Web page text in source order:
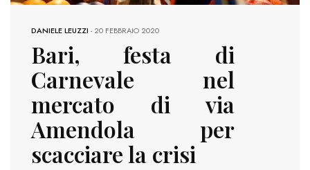
DANIELE LEUZZI -20 FEBBRAIO 2020
Bari, festa di
Carnevale nel
mercato di via
Amendola per
scacciare la crisi